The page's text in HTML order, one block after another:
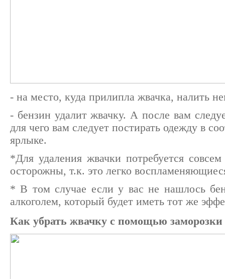
- на место, куда прилипла жвачка, налить
- бензин удалит жвачку. А после вам
для чего вам следует постирать одежду в
ярлыке.
*Для удаления жвачки потребуется
осторожны, т.к. это легко
* В том случае если у вас не нашлось
алкоголем, который будет иметь тот же
Как убрать жвачку с помощью заморозки